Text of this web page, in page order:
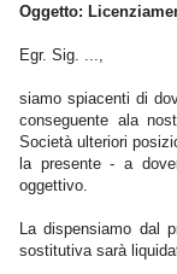
Oggetto:
Egr. Sig. ...,
siamo spiacenti di
conseguente ala
Società ulteriori
la presente - a
oggettivo.
La dispensiamo dal
sostitutiva sarà